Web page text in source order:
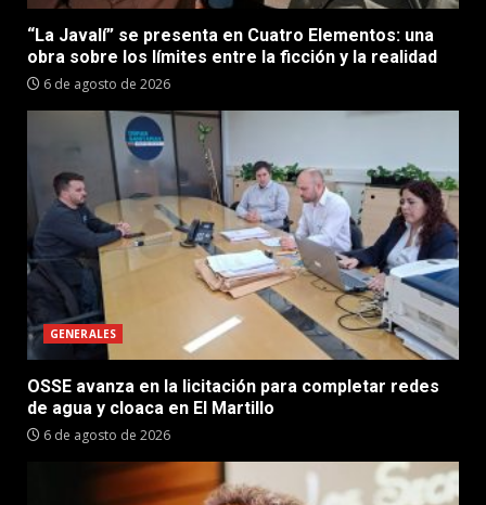
“La Javalí” se presenta en Cuatro Elementos: una
obra sobre los límites entre la ficción y la realidad
6 de agosto de 2026
GENERALES
OSSE avanza en la licitación para completar redes
de agua y cloaca en El Martillo
6 de agosto de 2026